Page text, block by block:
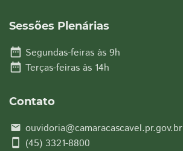
Sessões Plenárias
date_range Segundas-feiras às 9h
date_range Terças-feiras às 14h
Contato
email ouvidoria@camaracascavel.pr.gov.br
smartphone (45) 3321-8800